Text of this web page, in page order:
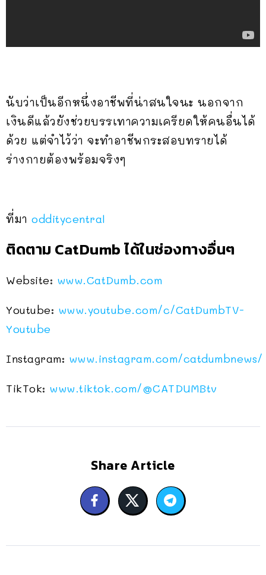
นับว่าเป็นอีกหนึ่งอาชีพที่น่าสนใจนะ นอกจาก
เงินดีแล้วยังช่วยบรรเทาความเครียดให้คนอื่นได้
ด้วย แต่จำไว้ว่า จะทำอาชีพกระสอบทรายได้
ร่างกายต้องพร้อมจริงๆ
ที่มา odditycentral
ติดตาม CatDumb ได้ในช่องทางอื่นๆ
Website: www.CatDumb.com
Youtube: www.youtube.com/c/CatDumbTV-
Youtube
Instagram: www.instagram.com/catdumbnews/
TikTok: www.tiktok.com/@CATDUMBtv
Share Article